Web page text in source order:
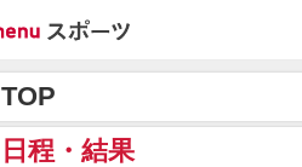
TOP
日程・結果